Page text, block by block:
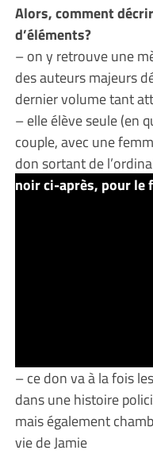
Alors, comment
d’éléments?
– on y retrouve une
des auteurs majeurs
dernier volume tant
– elle élève seule (en
couple, avec une
don sortant de
noir ci-après, pour le
– ce don va à la fois
dans une histoire
mais également
vie de Jamie